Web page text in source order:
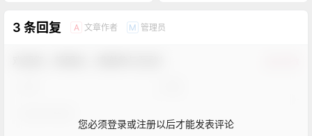
3 条回复 A 文章作者 M 管理员
您必须登录或注册以后才能发表评论